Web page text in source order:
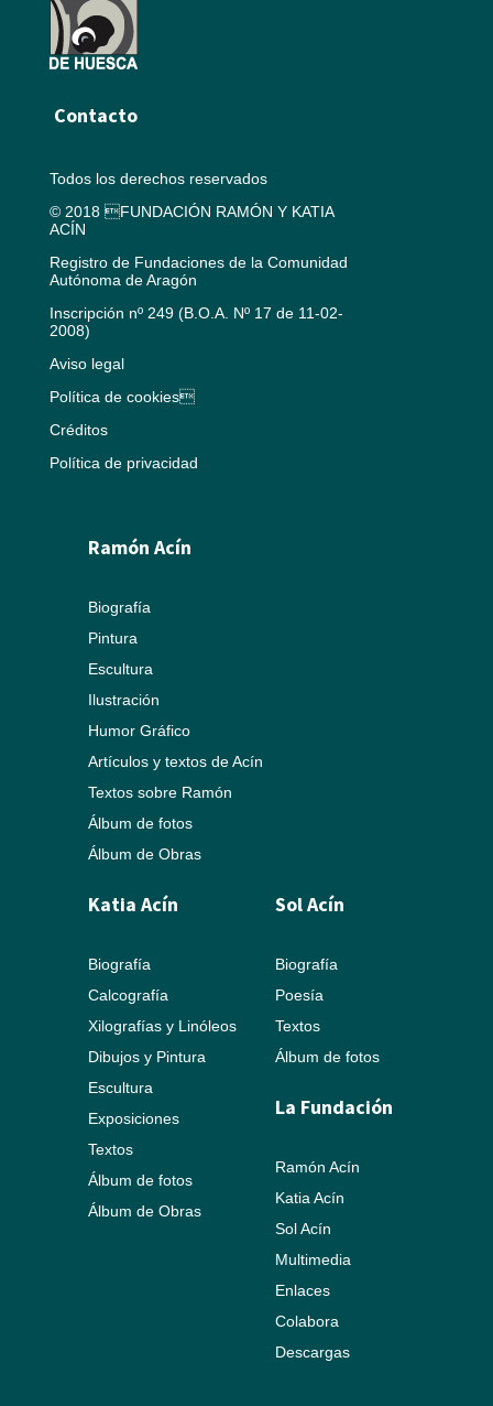
Contacto
Todos los derechos reservados
© 2018 FUNDACIÓN RAMÓN Y KATIA
ACÍN
Registro de Fundaciones de la Comunidad
Autónoma de Aragón
Inscripción nº 249 (B.O.A. Nº 17 de 11-02-
2008)
Aviso legal
Política de cookies
Créditos
Política de privacidad
Ramón Acín
Biografía
Pintura
Escultura
Ilustración
Humor Gráfico
Artículos y textos de Acín
Textos sobre Ramón
Álbum de fotos
Álbum de Obras
Katia Acín
Biografía
Calcografía
Xilografías y Linóleos
Dibujos y Pintura
Escultura
Exposiciones
Textos
Álbum de fotos
Álbum de Obras
Sol Acín
Biografía
Poesía
Textos
Álbum de fotos
La Fundación
Ramón Acín
Katia Acín
Sol Acín
Multimedia
Enlaces
Colabora
Descargas